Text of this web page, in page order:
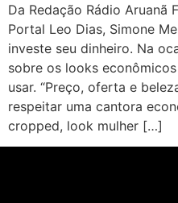
Da Redação Rádio Aruanã
Portal Leo Dias, Simone
investe seu dinheiro. Na
sobre os looks
usar. “Preço, oferta e
respeitar uma cantora
cropped, look mulher […]